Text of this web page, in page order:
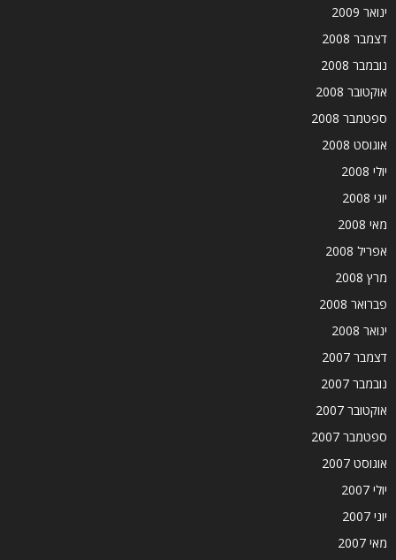
ינואר 2009
דצמבר 2008
נובמבר 2008
אוקטובר 2008
ספטמבר 2008
אוגוסט 2008
יולי 2008
יוני 2008
מאי 2008
אפריל 2008
מרץ 2008
פברואר 2008
ינואר 2008
דצמבר 2007
נובמבר 2007
אוקטובר 2007
ספטמבר 2007
אוגוסט 2007
יולי 2007
יוני 2007
מאי 2007